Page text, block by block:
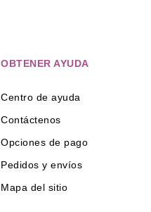
OBTENER AYUDA
Centro de ayuda
Contáctenos
Opciones de pago
Pedidos y envíos
Mapa del sitio